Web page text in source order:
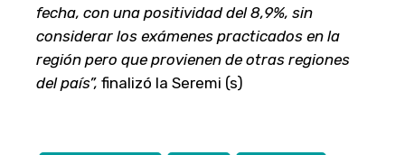
fecha, con una positividad del 8,9%, sin
considerar los exámenes practicados en la
región pero que provienen de otras regiones
del país”, finalizó la Seremi (s)